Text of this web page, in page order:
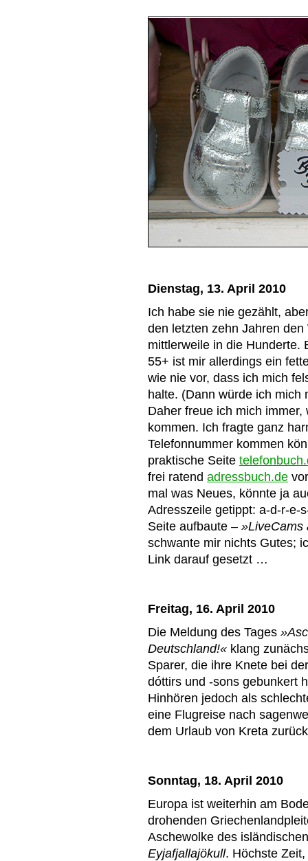
Dienstag, 13. April 2010
Ich habe sie nie gezählt,
den letzten zehn Jahren
mittlerweile in die Hunderte.
55+ ist mir allerdings ein
wie nie vor, dass ich mich
halte. (Dann würde ich mich
Daher freue ich mich
kommen. Ich fragte ganz
Telefonnummer kommen
praktische Seite
frei ratend adressbuch.de
mal was Neues, könnte ja
Adresszeile getippt: a-d-r-e-
Seite aufbaute – »LiveCams
schwante mir nichts Gutes;
Link darauf gesetzt …
Freitag, 16. April 2010
Die Meldung des Tages
Deutschland!« klang
Sparer, die ihre Knete bei
dóttirs und -sons gebunkert
Hinhören jedoch als
eine Flugreise nach
dem Urlaub von Kreta
Sonntag, 18. April 2010
Europa ist weiterhin am
drohenden
Aschewolke des
Eyjafjallajökull. Höchste